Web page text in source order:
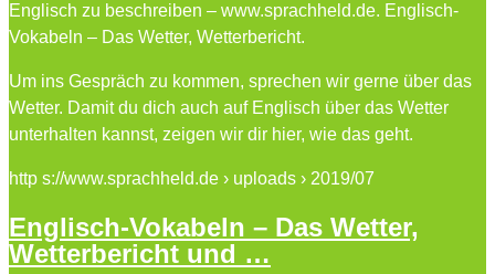
Englisch zu beschreiben – www.sprachheld.de. Englisch-
Vokabeln – Das Wetter, Wetterbericht.
Um ins Gespräch zu kommen, sprechen wir gerne über das
Wetter. Damit du dich auch auf Englisch über das Wetter
unterhalten kannst, zeigen wir dir hier, wie das geht.
http s://www.sprachheld.de › uploads › 2019/07
Englisch-Vokabeln – Das Wetter,
Wetterbericht und …